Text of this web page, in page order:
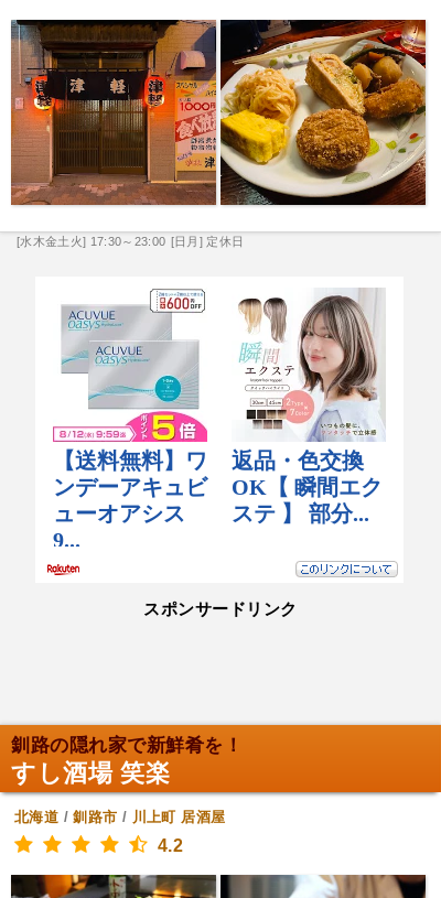
[水木金土火] 17:30～23:00 [日月] 定休日
スポンサードリンク
釧路の隠れ家で新鮮肴を！
すし酒場 笑楽
北海道 /釧路市 / 川上町 居酒屋
4.2